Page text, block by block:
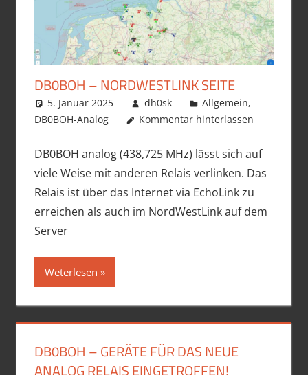
DB0BOH – NORDWESTLINK SEITE
5. Januar 2025 dh0sk Allgemein,
DB0BOH-Analog
Kommentar hinterlassen
DB0BOH analog (438,725 MHz) lässt sich auf
viele Weise mit anderen Relais verlinken. Das
Relais ist über das Internet via EchoLink zu
erreichen als auch im NordWestLink auf dem
Server
Weterlesen
DB0BOH – GERÄTE FÜR DAS NEUE
ANALOG RELAIS EINGETROFFEN!